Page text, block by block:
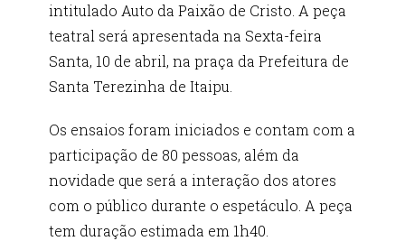
intitulado Auto da Paixão de Cristo. A peça
teatral será apresentada na Sexta-feira
Santa, 10 de abril, na praça da Prefeitura de
Santa Terezinha de Itaipu.
Os ensaios foram iniciados e contam com a
participação de 80 pessoas, além da
novidade que será a interação dos atores
com o público durante o espetáculo. A peça
tem duração estimada em 1h40.